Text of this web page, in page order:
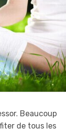
Beaucoup
de tous les